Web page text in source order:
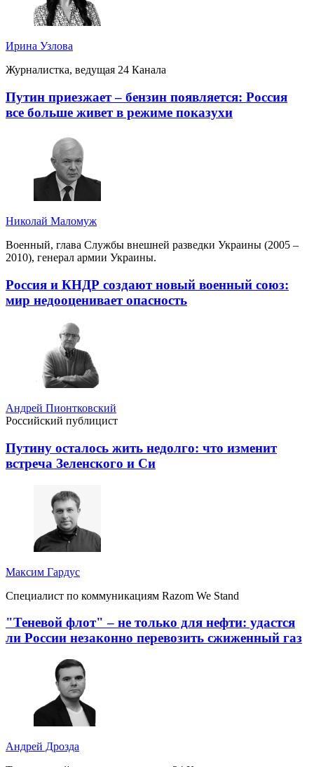
Ирина Узлова
Журналистка, ведущая 24 Канала
Путин приезжает – бензин появляется: Россия
все больше живет в режиме показухи
Николай Маломуж
Военный, глава Службы внешней разведки Украины (2005 –
2010), генерал армии Украины.
Россия и КНДР создают новый военный союз:
мир недооценивает опасность
Андрей Пионтковский
Российский публицист
Путину осталось жить недолго: что изменит
встреча Зеленского и Си
Максим Гардус
Специалист по коммуникациям Razom We Stand
"Теневой флот" – не только для нефти: удастся
ли России незаконно перевозить сжиженный газ
Андрей Дрозда